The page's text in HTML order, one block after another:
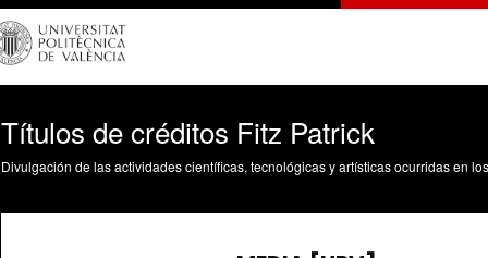
Títulos de créditos Fitz Patrick
Divulgación de las actividades científicas, tecnológicas y artísticas ocurridas en